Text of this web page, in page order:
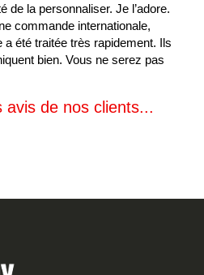
de la personnaliser. Je l’adore.
commande internationale,
a été traitée très rapidement. Ils
bien. Vous ne serez pas
avis de nos clients...